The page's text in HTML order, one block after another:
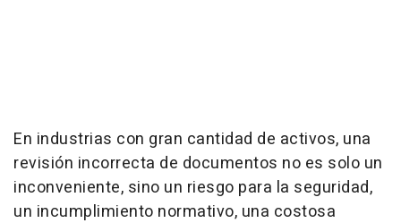
En industrias con gran cantidad de activos, una
revisión incorrecta de documentos no es solo un
inconveniente, sino un riesgo para la seguridad,
un incumplimiento normativo, una costosa